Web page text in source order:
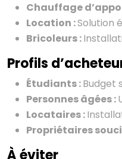
Chauffage
Location :Solution
Bricoleurs :
Profils
Étudiants :Budget
Personnes âgées :
Locataires :
Propriétaires